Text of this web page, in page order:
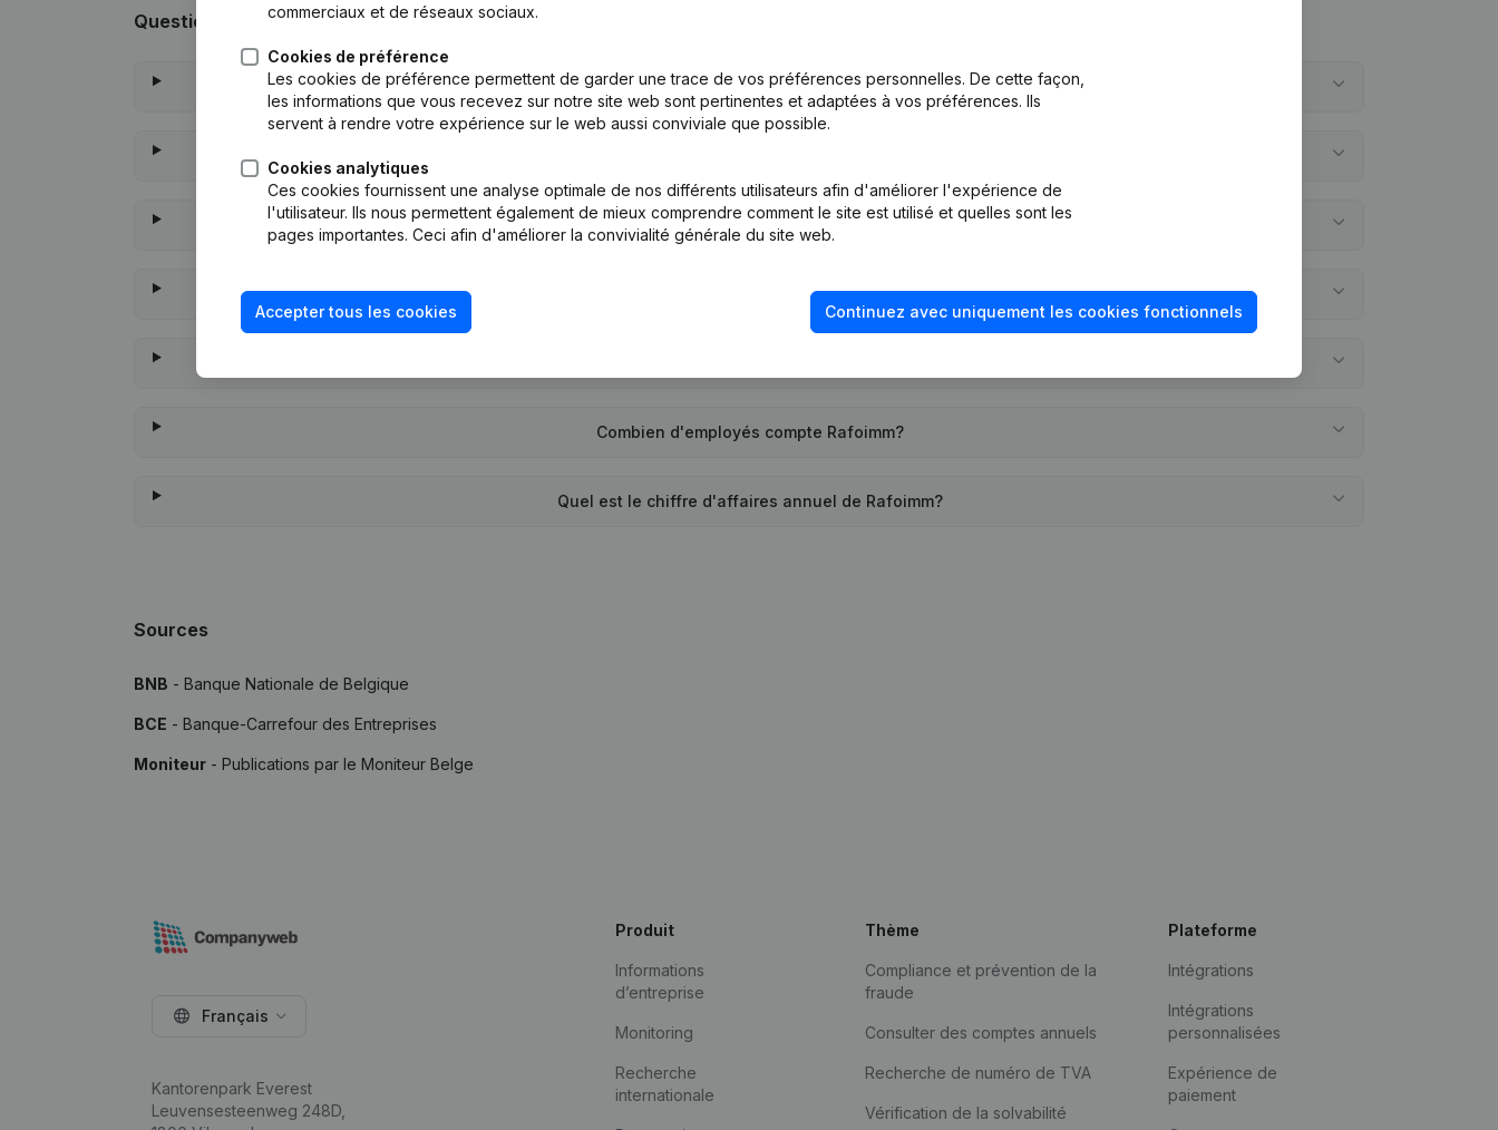
Questions fréquemment posées
Quel est le numéro d'entreprise de Rafoimm?
Quand la société Rafoimm a-t-elle été créée?
Quelle est l'adresse de Rafoimm?
Combien d'employés compte Rafoimm?
Quel est le chiffre d'affaires annuel de Rafoimm?
Sources
BNB - Banque Nationale de Belgique
BCE - Banque-Carrefour des Entreprises
Moniteur - Publications par le Moniteur Belge
commerciaux et de réseaux sociaux.
Cookies de préférence
Les cookies de préférence permettent de garder une trace de vos préférences personnelles. De cette façon,
les informations que vous recevez sur notre site web sont pertinentes et adaptées à vos préférences. Ils
servent à rendre votre expérience sur le web aussi conviviale que possible.
Cookies analytiques
Ces cookies fournissent une analyse optimale de nos différents utilisateurs afin d'améliorer l'expérience de
l'utilisateur. Ils nous permettent également de mieux comprendre comment le site est utilisé et quelles sont les
pages importantes. Ceci afin d'améliorer la convivialité générale du site web.
Accepter tous les cookies Continuez avec uniquement les cookies fonctionnels
Français
Kantorenpark Everest
Leuvensesteenweg 248D,
Produit
Informations
d’entreprise
Monitoring
Recherche
internationale
Thème
Compliance et prévention de la
fraude
Consulter des comptes annuels
Recherche de numéro de TVA
Vérification de la solvabilité
Plateforme
Intégrations
Intégrations
personnalisées
Expérience de
paiement